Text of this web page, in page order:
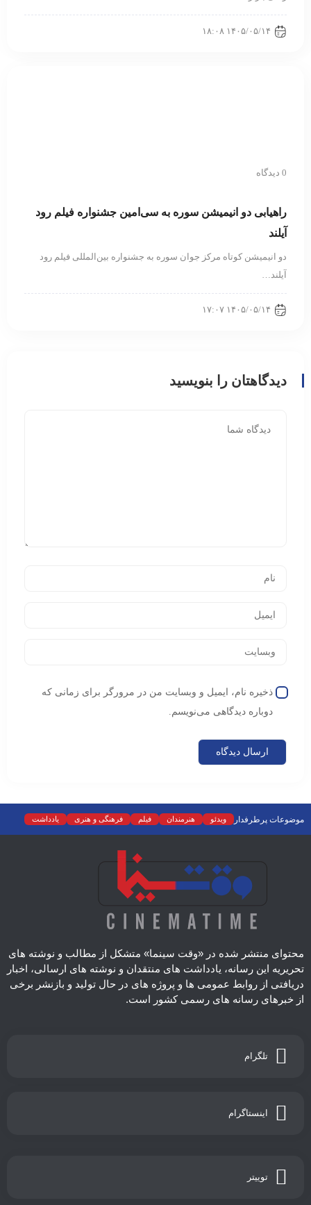
۱۴۰۵/۰۵/۱۴ ۱۸:۰۸
0 دیدگاه
راهیابی دو انیمیشن سوره به سی‌امین جشنواره فیلم رود
آیلند
دو انیمیشن کوتاه مرکز جوان سوره به جشنواره بین‌المللی فیلم رود
آیلند…
۱۴۰۵/۰۵/۱۴ ۱۷:۰۷
دیدگاهتان را بنویسید
ذخیره نام، ایمیل و وبسایت من در مرورگر برای زمانی که
دوباره دیدگاهی می‌نویسم.
موضوعات پرطرفدار ویدئو هنرمندان فیلم فرهنگی و هنری
یادداشت
نمایش خانگی
نقد موسیقی سینما رادیو و تلویزیون تجسمی
تئاتر
محتوای منتشر شده در «وقت سینما» متشکل از مطالب و نوشته های
تحریریه این رسانه، یادداشت های منتقدان و نوشته های ارسالی، اخبار
دریافتی از روابط عمومی ها و پروژه های در حال تولید و بازنشر برخی
از خبرهای رسانه های رسمی کشور است.
تلگرام
اینستاگرام
توییتر